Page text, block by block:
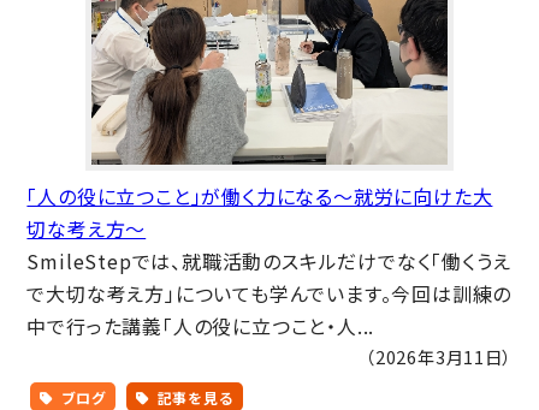
「人の役に立つこと」が働く力になる～就労に向けた大
切な考え方～
SmileStepでは、就職活動のスキルだけでなく「働くうえ
で大切な考え方」についても学んでいます。今回は訓練の
中で行った講義「人の役に立つこと・人...
（2026年3月11日）
ブログ 記事を見る